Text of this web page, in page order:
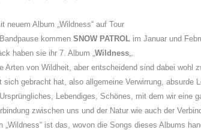
neuem Album „Wildness“ auf Tour
kommen SNOW PATROL im Januar und
haben sie ihr 7. Album „ Wildness
Arten von Wildheit, aber entscheidend sind dabei
sich gebracht hat, also allgemeine Verwirrung, absurde
Lebendiges, Schönes, mit dem wir eine
zwischen uns und der Natur wie auch der
„Wildness“ ist das, wovon die Songs dieses Albums